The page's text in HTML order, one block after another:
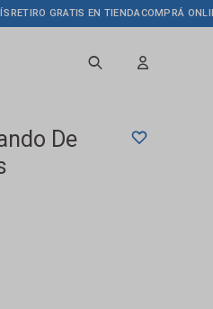
GRATIS EN TIENDACOMPRÁ ONLINE
De